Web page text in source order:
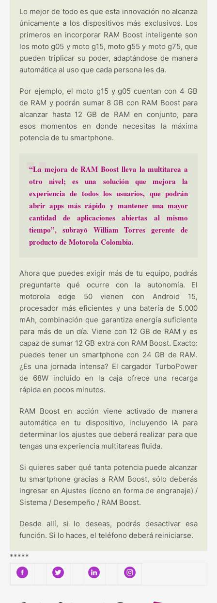
Lo mejor de todo es que esta innovación no alcanza
únicamente a los dispositivos más exclusivos. Los
primeros en incorporar RAM Boost inteligente son
los moto g05 y moto g15, moto g55 y moto g75, que
pueden triplicar su poder, adaptándose de manera
automática al uso que cada persona les da.
Por ejemplo, el moto g15 y g05 cuentan con 4 GB
de RAM y podrán sumar 8 GB con RAM Boost para
alcanzar hasta 12 GB de RAM en conjunto, para
esos momentos en donde necesitas la máxima
potencia de tu smartphone.
“La mejora de RAM Boost lleva la multitarea a
otro nivel; es una solución que mejora la
experiencia de todos los usuarios, que podrán
abrir apps más rápido y mantener una mayor
cantidad de aplicaciones abiertas al mismo
tiempo”, subrayó William Torres gerente de
producto de Motorola Colombia.
Ahora que puedes exigir más de tu equipo, podrás
preguntarte qué ocurre con la autonomía. El
motorola edge 50 vienen con Android 15,
procesador más eficientes y una batería de 5.000
mAh, combinación que garantiza energía suficiente
para más de un día. Viene con 12 GB de RAM y es
capaz de sumar 12 GB extra con RAM Boost. Exacto:
puedes tener un smartphone con 24 GB de RAM.
¿Es una jornada intensa? El cargador TurboPower
de 68W incluido en la caja ofrece una recarga
rápida en pocos minutos.
RAM Boost en acción viene activado de manera
automática en tu dispositivo, incluyendo IA para
determinar los ajustes que deberá realizar para que
tengas una experiencia multitareas fluida.
Si quieres saber qué tanta potencia puede alcanzar
tu smartphone gracias a RAM Boost, sólo deberás
ingresar en Ajustes (ícono en forma de engranaje) /
Sistema / Desempeño / RAM Boost.
Desde allí, si lo deseas, podrás desactivar esa
función. Si lo haces, el teléfono deberá reiniciarse.
*****